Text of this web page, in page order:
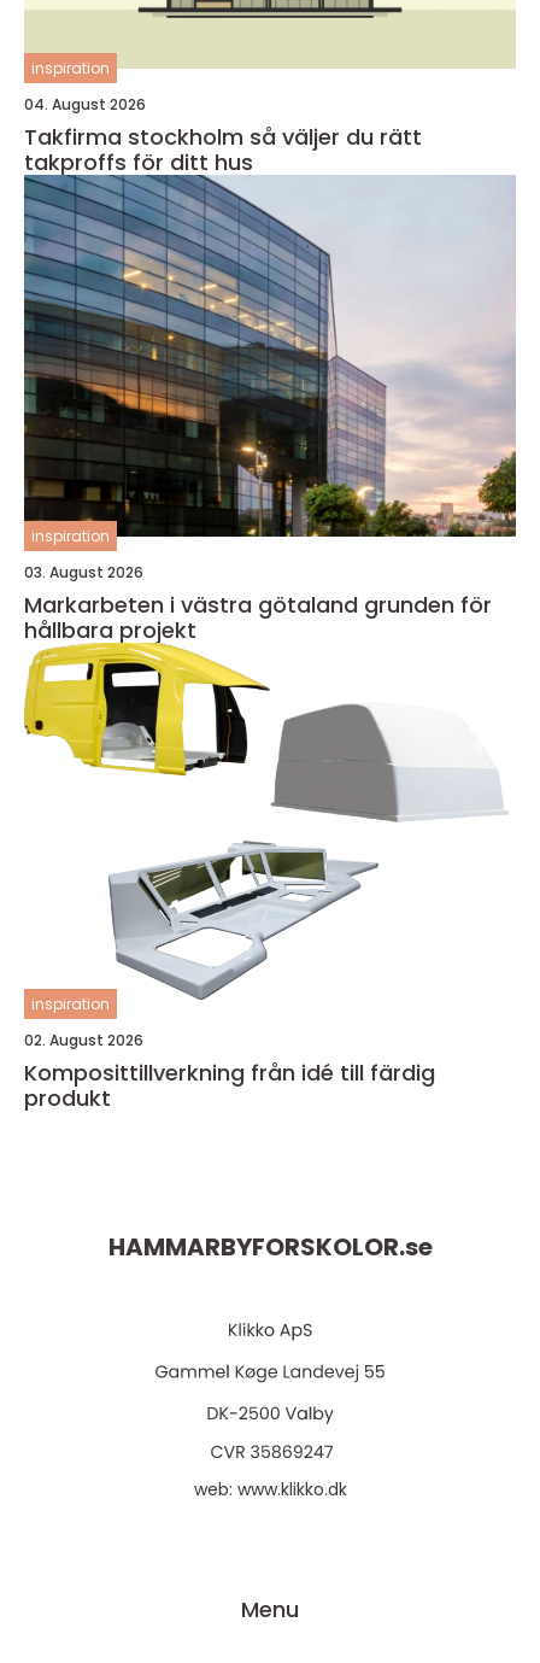
inspiration
04. August 2026
Takfirma stockholm så väljer du rätt
takproffs för ditt hus
inspiration
03. August 2026
Markarbeten i västra götaland grunden för
hållbara projekt
inspiration
02. August 2026
Komposittillverkning från idé till färdig
produkt
HAMMARBYFORSKOLOR.se
web: www.klikko.dk
Menu